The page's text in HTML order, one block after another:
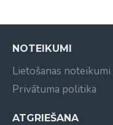
NOTEIKUMI
Lietošanas noteikumi
Privātuma politika
ATGRIEŠANA